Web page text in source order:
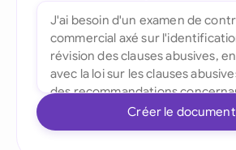
Créer le document